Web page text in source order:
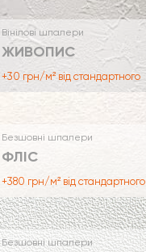
Вінілові шпалери
ЖИВОПИС
+30 грн/м² від стандартного
Безшовні шпалери
ФЛІС
+380 грн/м² від стандартного
Безшовні шпалери